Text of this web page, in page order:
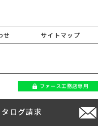
せ サイトマップ
ファース工務店専用
タログ請求